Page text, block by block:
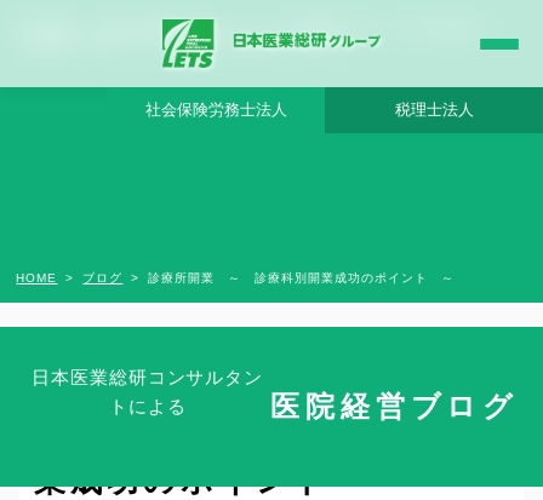
診療所開業 ～ 診療科別開業成功のポイント ～ - 日本医業総研グループ |日本医業総研
｜医院開業・承継・クリニック経営支援・医療モール開発
社会保険労務士法人 税理士法人
日本医業総研コンサルタン
トによる
医院経営ブログ
HOME ブログ 診療所開業 ～ 診療科別開業成功のポイント ～
診療所開業 ～ 診療科別開
業成功のポイント ～